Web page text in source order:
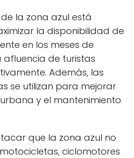
la zona azul está
la disponibilidad de
en los meses de
de turistas
Además, las
se utilizan para mejorar
y el mantenimiento
que la zona azul no
ciclomotores